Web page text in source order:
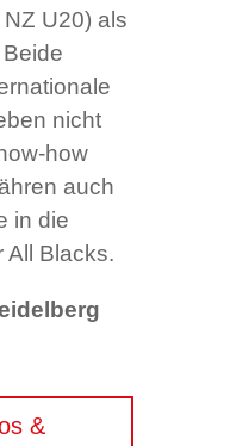
U20) als
nicht
how
auch
in die
All Blacks.
&